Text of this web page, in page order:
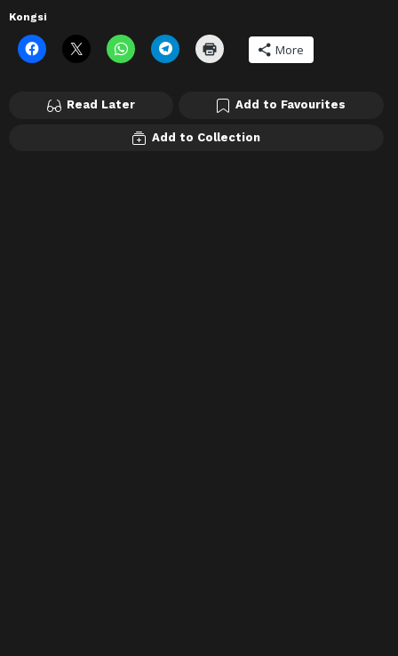
Kongsi
More
Read Later Add to Favourites
Add to Collection